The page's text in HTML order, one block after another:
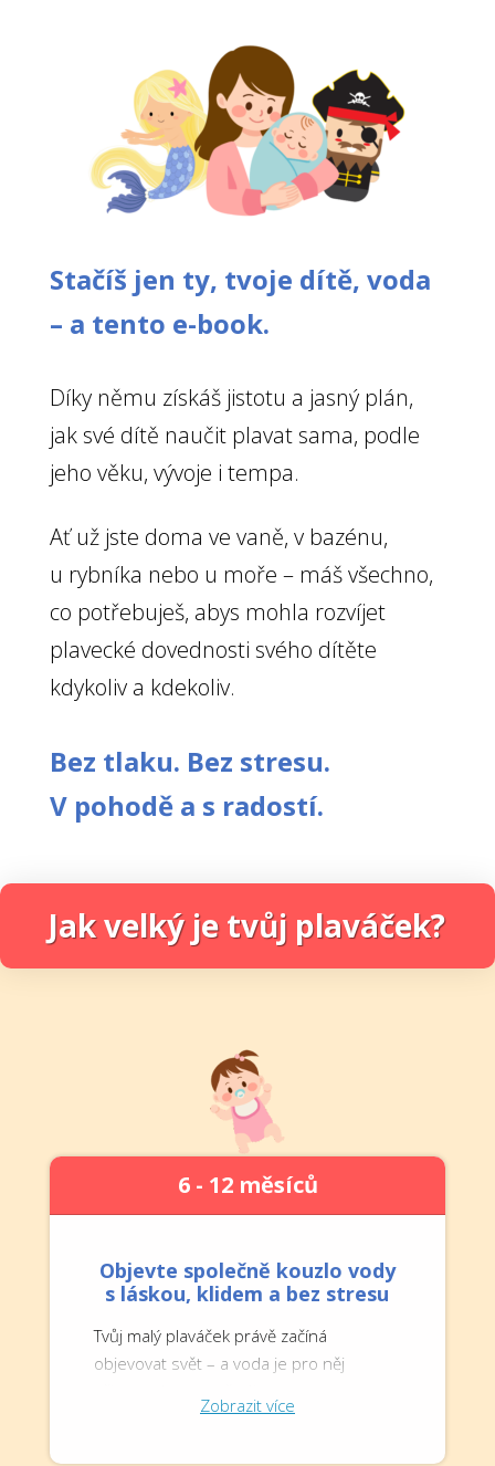
Stačíš jen ty, tvoje dítě, voda
– a tento e-book.
Díky němu získáš jistotu a jasný plán,
jak své dítě naučit plavat sama, podle
jeho věku, vývoje i tempa.
Ať už jste doma ve vaně, v bazénu,
u rybníka nebo u moře – máš všechno,
co potřebuješ, abys mohla rozvíjet
plavecké dovednosti svého dítěte
kdykoliv a kdekoliv.
Bez tlaku. Bez stresu.
V pohodě a s radostí.
Jak velký je tvůj plaváček?
6 - 12 měsíců
Objevte společně kouzlo vody
s láskou, klidem a bez stresu
Tvůj malý plaváček právě začíná
objevovat svět – a voda je pro něj
Zobrazit více